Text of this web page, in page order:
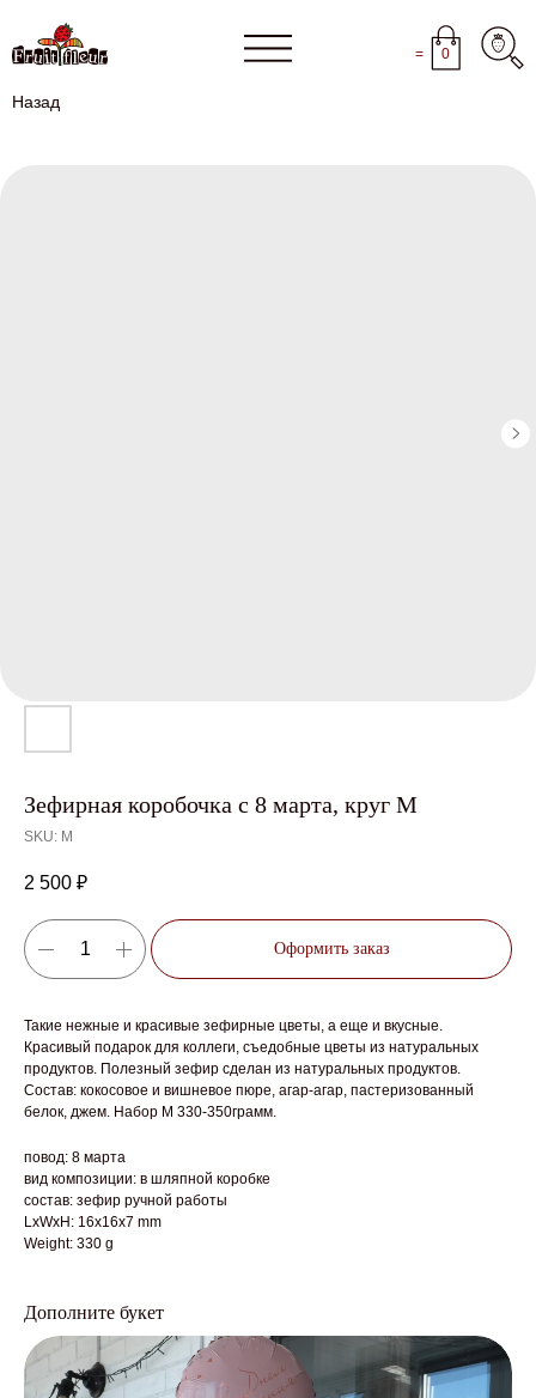
Назад
0
=
Зефирная коробочка с 8 марта, круг М
SKU: M
2 500 ₽
Оформить заказ
Такие нежные и красивые зефирные цветы, а еще и вкусные.
Красивый подарок для коллеги, съедобные цветы из натуральных
продуктов. Полезный зефир сделан из натуральных продуктов.
Состав: кокосовое и вишневое пюре, агар-агар, пастеризованный
белок, джем. Набор М 330-350грамм.
повод: 8 марта
вид композиции: в шляпной коробке
состав: зефир ручной работы
LxWxH: 16x16x7 mm
Weight: 330 g
Дополните букет